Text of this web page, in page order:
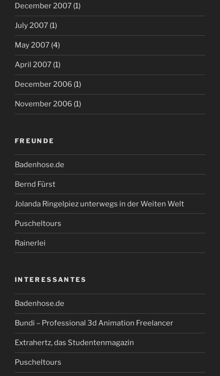
December 2007 (1)
July 2007 (1)
May 2007 (4)
April 2007 (1)
December 2006 (1)
November 2006 (1)
FREUNDE
Badenhose.de
Bernd Fürst
Jolanda Ringelpiez unterwegs in der Weiten Welt
Puscheltours
Rainerlei
INTERESSANTES
Badenhose.de
Bundi – Professional 3d Animation Freelancer
Extrahertz, das Studentenmagazin
Puscheltours